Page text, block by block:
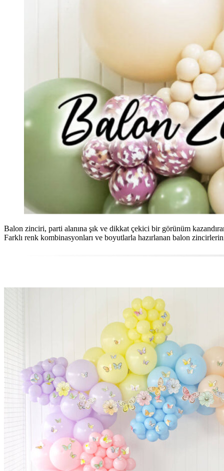
Balon zinciri, parti alanına şık ve dikkat çekici bir görünüm
Farklı renk kombinasyonları ve boyutlarla hazırlanan balon